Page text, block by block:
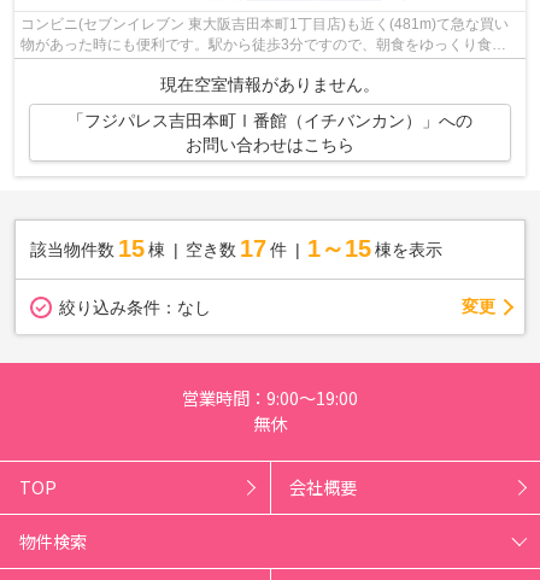
コンビニ(セブンイレブン 東大阪吉田本町1丁目店)も近く(481m)て急な買い
物があった時にも便利です。駅から徒歩3分ですので、朝食をゆっくり食べ
現在空室情報がありません。
「フジパレス吉田本町Ⅰ番館（イチバンカン）」への
お問い合わせはこちら
該当物件数 15棟 空き数 17 件 1～15 棟を表示
絞り込み条件： なし 変更
営業時間：9:00～19:00
無休
TOP 会社概要
物件検索